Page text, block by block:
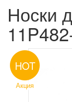
Носки
HOT
Акция